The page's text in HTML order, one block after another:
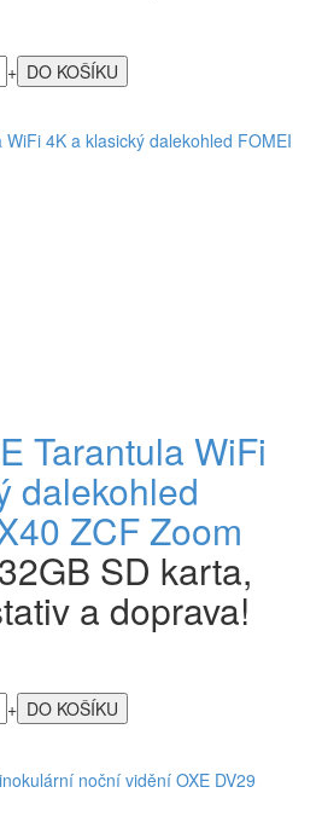
+
Tarantula WiFi
dalekohled
ZCF Zoom
32GB SD karta,
a doprava!
+